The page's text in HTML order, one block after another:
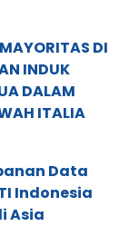
DI
INDUK
DALAM
ITALIA
Data
Indonesia
Asia